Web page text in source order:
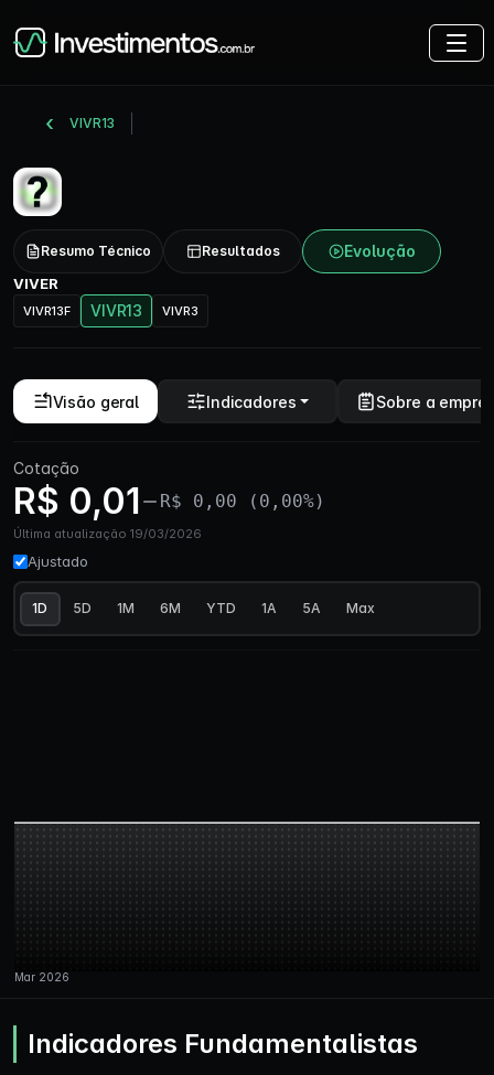
VIVR13
Resumo Técnico Resultados Evolução
VIVER
VIVR13F VIVR13 VIVR3
Visão geral Indicadores Sobre a
Cotação
R$ 0,01 R$ 0,00 (0,00%)
Última atualização 19/03/2026
Ajustado
1D 5D 1M 6M YTD 1A 5A Max
Indicadores Fundamentalistas